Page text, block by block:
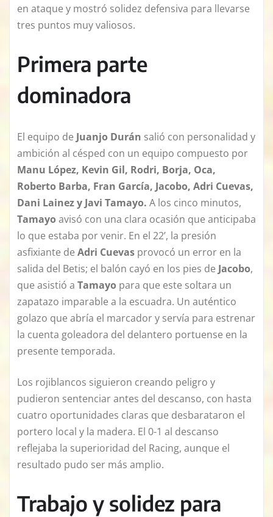
en ataque y mostró solidez defensiva para llevarse
tres puntos muy valiosos.
Primera parte
dominadora
El equipo de Juanjo Durán salió con personalidad y
ambición al césped con un equipo compuesto por
Manu López, Kevin Gil, Rodri, Borja, Oca,
Roberto Barba, Fran García, Jacobo, Adri Cuevas,
Dani Lainez y Javi Tamayo. A los cinco minutos,
Tamayo avisó con una clara ocasión que anticipaba
lo que estaba por venir. En el 22’, la presión
asfixiante de Adri Cuevas provocó un error en la
salida del Betis; el balón cayó en los pies de Jacobo,
que asistió a Tamayo para que este soltara un
zapatazo imparable a la escuadra. Un auténtico
golazo que abría el marcador y servía para estrenar
la cuenta goleadora del delantero portuense en la
presente temporada.
Los rojiblancos siguieron creando peligro y
pudieron sentenciar antes del descanso, con hasta
cuatro oportunidades claras que desbarataron el
portero local y la madera. El 0-1 al descanso
reflejaba la superioridad del Racing, aunque el
resultado pudo ser más amplio.
Trabajo y solidez para